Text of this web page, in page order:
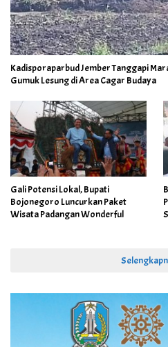
Kadisporaparbud Jember Tanggapi
Gumuk Lesung di Area Cagar Budaya
Gali Potensi Lokal, Bupati
Bojonegoro Luncurkan Paket
Wisata Padangan Wonderful